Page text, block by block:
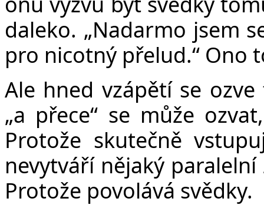
daleko. „Nadarmo jsem
pro nicotný přelud.“ Ono
Ale hned vzápětí se ozve
„a přece“ se může
Protože skutečně
nevytváří nějaký
Protože povolává svědky.